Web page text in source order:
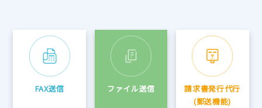
FAX送信 ファイル送信
請求書発行代行
(郵送機能)